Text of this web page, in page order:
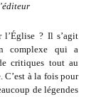
l’Église ? Il s’agit
complexe qui a
critiques tout au
C’est à la fois pour
de légendes